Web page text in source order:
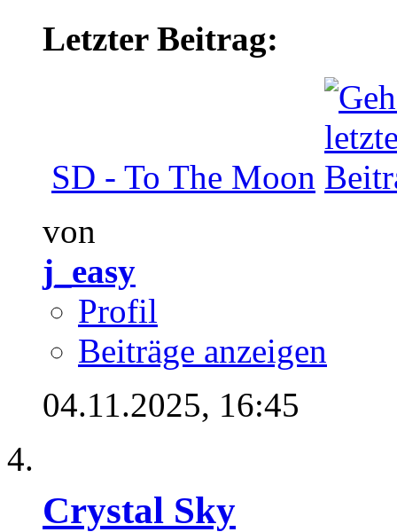
Letzter Beitrag:
SD - To The Moon
von
j_easy
Profil
Beiträge anzeigen
04.11.2025, 16:45
Crystal Sky